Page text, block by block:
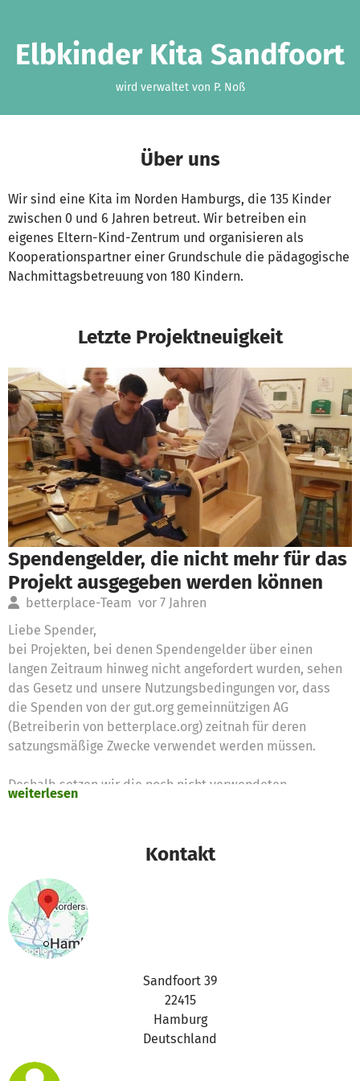
Elbkinder Kita Sandfoort
wird verwaltet von P. Noß
Über uns
Wir sind eine Kita im Norden Hamburgs, die 135 Kinder
zwischen 0 und 6 Jahren betreut. Wir betreiben ein
eigenes Eltern-Kind-Zentrum und organisieren als
Kooperationspartner einer Grundschule die pädagogische
Nachmittagsbetreuung von 180 Kindern.
Letzte Projektneuigkeit
Spendengelder, die nicht mehr für das
Projekt ausgegeben werden können
betterplace-Team vor 7 Jahren
Liebe Spender,
bei Projekten, bei denen Spendengelder über einen
langen Zeitraum hinweg nicht angefordert wurden, sehen
das Gesetz und unsere Nutzungsbedingungen vor, dass
die Spenden von der gut.org gemeinnützigen AG
(Betreiberin von betterplace.org) zeitnah für deren
satzungsmäßige Zwecke verwendet werden müssen.
Deshalb setzen wir die noch nicht verwendeten
Vielen Dank für Eure Unterstützung,
das betterplace.org-Team
weiterlesen
Kontakt
Sandfoort 39
22415
Hamburg
Deutschland